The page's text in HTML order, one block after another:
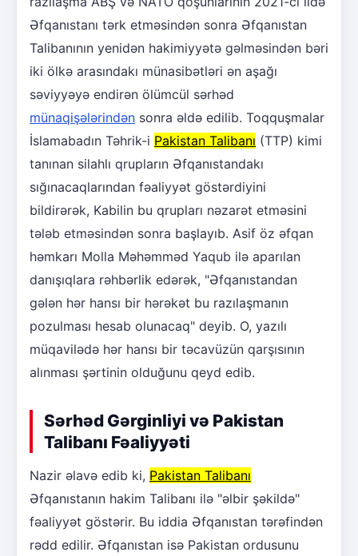
Əfqanıstanı tərk etməsindən sonra Əfqanıstan
Talibanının yenidən hakimiyyətə gəlməsindən bəri
iki ölkə arasındakı münasibətləri ən aşağı
səviyyəyə endirən ölümcül sərhəd
münaqişələrindən sonra əldə edilib. Toqquşmalar
İslamabadın Təhrik-i Pakistan Talibanı (TTP) kimi
tanınan silahlı qrupların Əfqanıstandakı
sığınacaqlarından fəaliyyət göstərdiyini
bildirərək, Kabilin bu qrupları nəzarət etməsini
tələb etməsindən sonra başlayıb. Asif öz əfqan
həmkarı Molla Məhəmməd Yaqub ilə aparılan
danışıqlara rəhbərlik edərək, "Əfqanıstandan
gələn hər hansı bir hərəkət bu razılaşmanın
pozulması hesab olunacaq" deyib. O, yazılı
müqavilədə hər hansı bir təcavüzün qarşısının
alınması şərtinin olduğunu qeyd edib.
Sərhəd Gərginliyi və Pakistan
Talibanı Fəaliyyəti
Nazir əlavə edib ki, Pakistan Talibanı
Əfqanıstanın hakim Talibanı ilə "əlbir şəkildə"
fəaliyyət göstərir. Bu iddia Əfqanıstan tərəfindən
rədd edilir. Əfqanıstan isə Pakistan ordusunu